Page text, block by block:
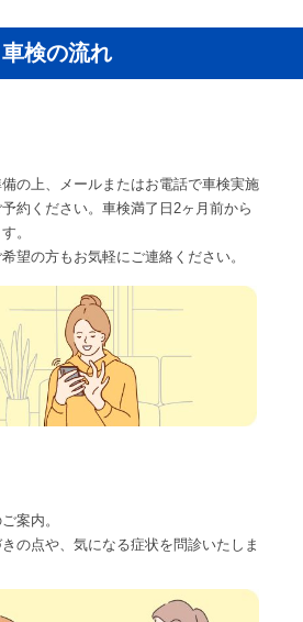
車検の流れ
の上、メールまたはお電話で車検実施
約ください。車検満了日2ヶ月前から
。
望の方もお気軽にご連絡ください。
案内。
の点や、気になる症状を問診いたしま